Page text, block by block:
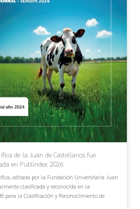
de la Juan de Castellanos fue
en Publindex 2026
editada por la Fundación Universitaria Juan
clasificada y reconocida en la
para la Clasificación y Reconocimiento de